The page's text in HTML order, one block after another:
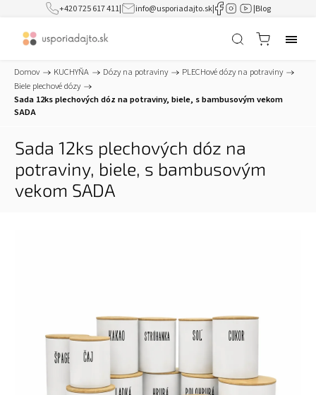
+420 725 617 411| info@usporiadajto.sk| |Blog
Domov / KUCHYŇA / Dózy na potraviny / PLECHové dózy na potraviny /
Biele plechové dózy /
Sada 12ks plechových dóz na potraviny, biele, s bambusovým vekom
SADA
Sada 12ks plechových dóz na
potraviny, biele, s bambusovým
vekom SADA